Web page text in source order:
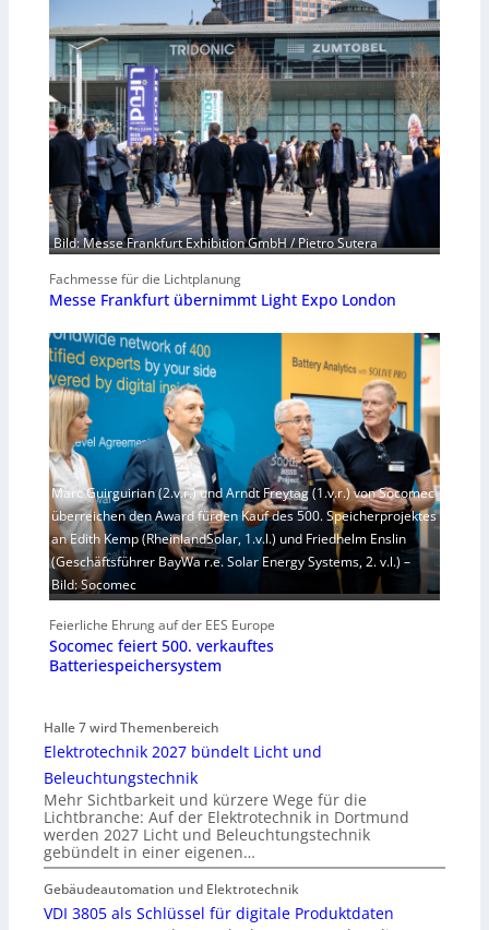
Bild: Messe Frankfurt Exhibition GmbH / Pietro Sutera
Fachmesse für die Lichtplanung
Messe Frankfurt übernimmt Light Expo London
Marc Guirguirian (2.v.r.) und Arndt Freytag (1.v.r.) von Socomec
überreichen den Award fürden Kauf des 500. Speicherprojektes
an Edith Kemp (RheinlandSolar, 1.v.l.) und Friedhelm Enslin
(Geschäftsführer BayWa r.e. Solar Energy Systems, 2. v.l.) –
Bild: Socomec
Feierliche Ehrung auf der EES Europe
Socomec feiert 500. verkauftes
Batteriespeichersystem
Halle 7 wird Themenbereich
Elektrotechnik 2027 bündelt Licht und
Beleuchtungstechnik
Mehr Sichtbarkeit und kürzere Wege für die
Lichtbranche: Auf der Elektrotechnik in Dortmund
werden 2027 Licht und Beleuchtungstechnik
gebündelt in einer eigenen…
Gebäudeautomation und Elektrotechnik
VDI 3805 als Schlüssel für digitale Produktdaten